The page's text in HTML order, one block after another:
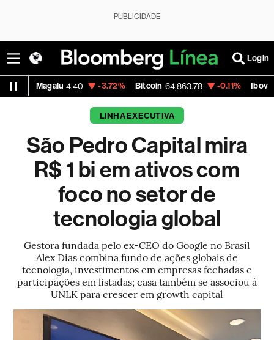
PUBLICIDADE
Login
PN 40.87 -2.99% Vale ON 74.97 -0.56% Itaú PN
LINHA EXECUTIVA
São Pedro Capital mira
R$ 1 bi em ativos com
foco no setor de
tecnologia global
Gestora fundada pelo ex-CEO do Google no Brasil
Alex Dias combina fundo de ações globais de
tecnologia, investimentos em empresas fechadas e
participações em listadas; casa também se associou à
UNLK para crescer em growth capital